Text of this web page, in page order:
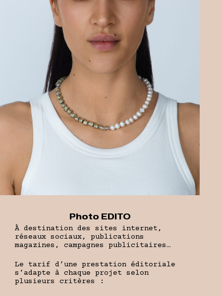
Photo EDITO
À destination des sites internet,
réseaux sociaux, publications
magazines, campagnes publicitaires…
Le tarif d’une prestation éditoriale
s’adapte à chaque projet selon
plusieurs critères :